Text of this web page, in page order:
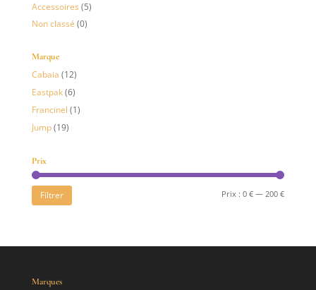
Accessoires (5)
Non classé (0)
Marque
Cabaia (12)
Eastpak(6)
Francinel (1)
Jump(19)
Prix
Prix
Prix
Filtrer Prix :0 € —200 €
Marques